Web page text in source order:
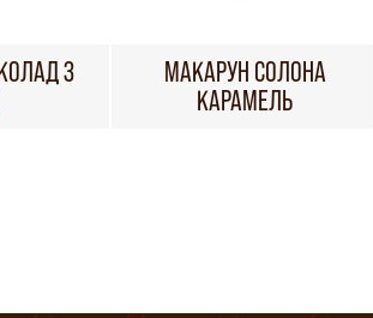
З
МАКАРУН СОЛОНА
КАРАМЕЛЬ